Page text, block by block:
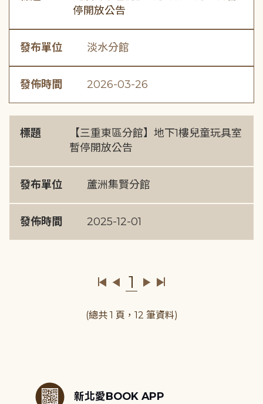
停開放公告
發布單位 淡水分館
發佈時間 2026-03-26
標題
【三重東區分館】地下1樓兒童玩具室
暫停開放公告
發布單位 蘆洲集賢分館
發佈時間 2025-12-01
1
(總共 1 頁，12 筆資料)
新北愛BOOK APP